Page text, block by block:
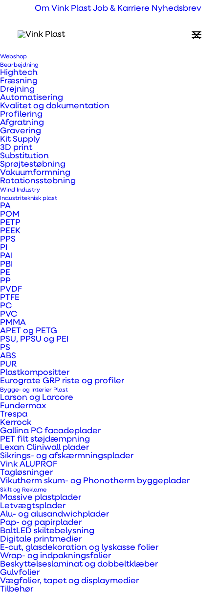
Om Vink Plast Job & Karriere Nyhedsbrev
Webshop
Bearbejdning
Hightech
Fræsning
Drejning
Automatisering
Kvalitet og dokumentation
Profilering
Afgratning
Gravering
Kit Supply
3D print
Substitution
Sprøjtestøbning
Vakuumformning
Rotationsstøbning
Wind Industry
Industriteknisk plast
PA
POM
PETP
PEEK
PPS
PI
PAI
PBI
PE
PP
PVDF
PTFE
PC
PVC
PMMA
APET og PETG
PSU, PPSU og PEI
PS
ABS
PUR
Plastkompositter
Eurograte GRP riste og profiler
Bygge- og Interiør Plast
Larson og Larcore
Fundermax
Trespa
Kerrock
Gallina PC facadeplader
PET filt støjdæmpning
Lexan Cliniwall plader
Sikrings- og afskærmningsplader
Vink ALUPROF
Tagløsninger
Vikutherm skum- og Phonotherm byggeplader
Skilt og Reklame
Massive plastplader
Letvægtsplader
Alu- og alusandwichplader
Pap- og papirplader
BaltLED skiltebelysning
Digitale printmedier
E-cut, glasdekoration og lyskasse folier
Wrap- og indpakningsfolier
Beskyttelseslaminat og dobbeltklæber
Gulvfolier
Vægfolier, tapet og displaymedier
Tilbehør
Perspex PMMA
Hvad er Perspex®
Perspex® Naturals er inspireret af
den unik smukke natur som findes
på jorden. Den kombinerer tidløs
skønhed med den solide kvalitet og
styrke med finder i akryl. Naturals
åbner op for talrige smukke
løsninger og findes i flere
farveblandinger som efterligner
natursten, sand, marmor og træ. Det
er mat på begge sider og fortrinlig til
at absorbere ly, hvilket giver det et